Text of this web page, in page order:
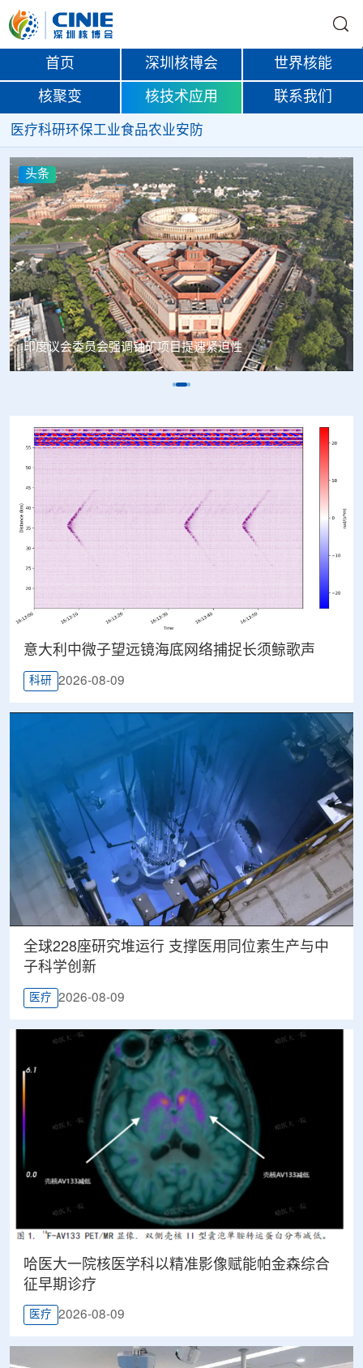
首页 深圳核博会 世界核能
核聚变 核技术应用 联系我们
医疗科研环保工业食品农业安防
议会委员会强调铀矿项目提速紧迫性
头条
中核
意大利中微子望远镜海底网络捕捉长须鲸歌声
科研 2026-08-09
全球228座研究堆运行 支撑医用同位素生产与中
子科学创新
医疗 2026-08-09
哈医大一院核医学科以精准影像赋能帕金森综合
征早期诊疗
医疗 2026-08-09